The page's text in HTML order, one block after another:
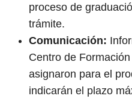
proceso de
trámite.
Comunicación:
Centro de
asignaron para el
indicarán el plazo